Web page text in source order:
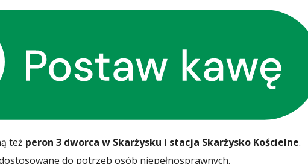
też peron 3 dworca w Skarżysku i stacja Skarżysko Kościelne.
do potrzeb osób niepełnosprawnych.